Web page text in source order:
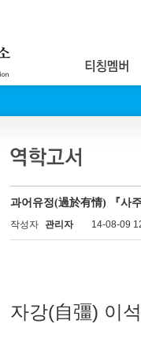
과어유정(過於有情) 『사
작성자 관리자 14-08-09
자강(自彊) 이